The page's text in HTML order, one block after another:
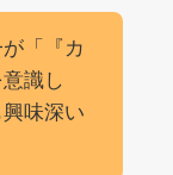
「『カ
識し
味深い